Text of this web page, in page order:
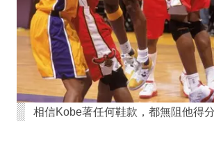
相信Kobe著任何鞋款，都無阻他得